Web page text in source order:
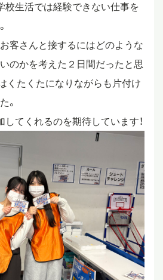
生の方へ
校生活では経験できない仕事を
客さんと接するにはどのような
のかを考えた２日間だったと思
くたくたになりながらも片付け
。
してくれるのを期待しています！